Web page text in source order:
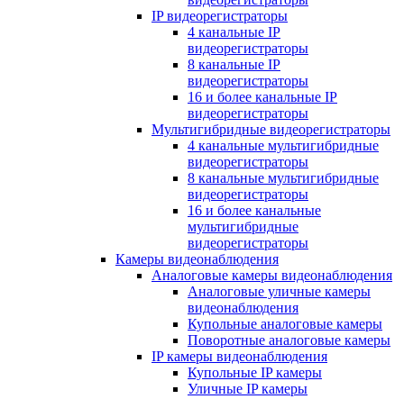
IP видеорегистраторы
4 канальные IP
видеорегистраторы
8 канальные IP
видеорегистраторы
16 и более канальные IP
видеорегистраторы
Мультигибридные видеорегистраторы
4 канальные мультигибридные
видеорегистраторы
8 канальные мультигибридные
видеорегистраторы
16 и более канальные
мультигибридные
видеорегистраторы
Камеры видеонаблюдения
Аналоговые камеры видеонаблюдения
Аналоговые уличные камеры
видеонаблюдения
Купольные аналоговые камеры
Поворотные аналоговые камеры
IP камеры видеонаблюдения
Купольные IP камеры
Уличные IP камеры